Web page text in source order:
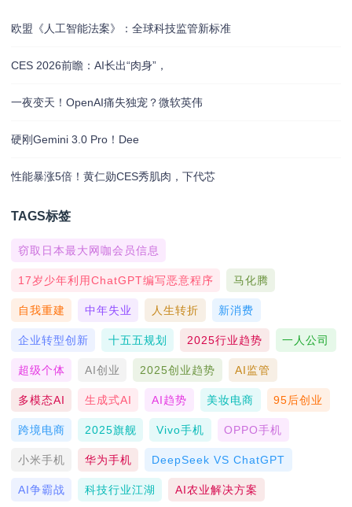
欧盟《人工智能法案》：全球科技监管新标准
CES 2026前瞻：AI长出“肉身”，
一夜变天！OpenAI痛失独宠？微软英伟
硬刚Gemini 3.0 Pro！Dee
性能暴涨5倍！黄仁勋CES秀肌肉，下代芯
TAGS标签
窃取日本最大网咖会员信息
17岁少年利用ChatGPT编写恶意程序 马化腾
自我重建 中年失业 人生转折 新消费
企业转型创新 十五五规划 2025行业趋势 一人公司
超级个体 AI创业 2025创业趋势 AI监管
多模态AI 生成式AI AI趋势 美妆电商 95后创业
跨境电商 2025旗舰 Vivo手机 OPPO手机
小米手机 华为手机 DeepSeek VS ChatGPT
AI争霸战 科技行业江湖 AI农业解决方案